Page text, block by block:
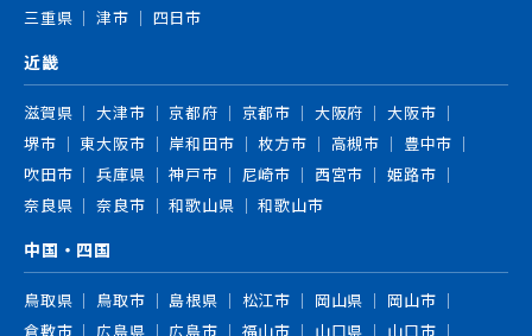
三重県
津市 四日市
近畿
滋賀県 大津市 京都府 京都市 大阪府
大阪市
堺市
東大阪市 岸和田市 枚方市 高槻市
豊中市
吹田市
兵庫県 神戸市 尼崎市 西宮市
姫路市
奈良県
奈良市 和歌山県 和歌山市
中国・四国
鳥取県 鳥取市 島根県 松江市 岡山県
岡山市
倉敷市
広島県 広島市 福山市 山口県
山口市